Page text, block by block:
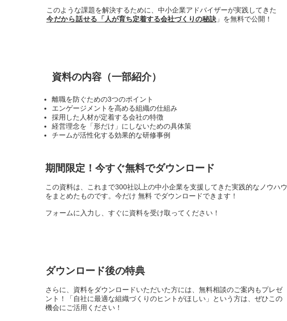
このような課題を解決するために、中小企業アドバイザーが実践してきた
今だから話せる
「人が育ち定着する会社づくりの秘訣」を無料で公開！
資料の内容（一部紹介）
離職を防ぐための3つのポイント
エンゲージメントを高める組織の仕組み
採用した人材が定着する会社の特徴
経営理念を「形だけ」にしないための具体策
チームが活性化する効果的な研修事例
期間限定！今すぐ無料でダウンロード
この資料は、これまで300社以上の中小企業を支援してきた実践的なノウハウ
をまとめたものです。今だけ 無料 でダウンロードできます！
フォームに入力し、すぐに資料を受け取ってください！
ダウンロード後の特典
さらに、資料をダウンロードいただいた方には、無料相談のご案内もプレゼ
ント！「自社に最適な組織づくりのヒントがほしい」という方は、ぜひこの
機会にご活用ください！